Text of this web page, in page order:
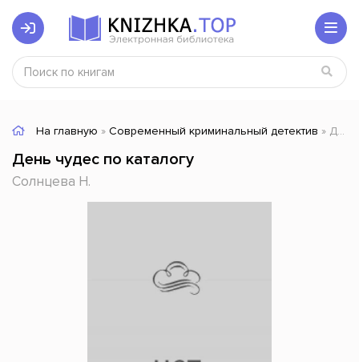
На главную » Современный криминальный детектив » День чудес по каталогу
День чудес по каталогу
Солнцева Н.